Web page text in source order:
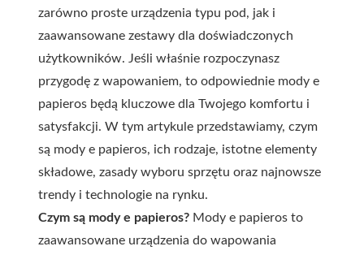
zarówno proste urządzenia typu pod, jak i
zaawansowane zestawy dla doświadczonych
użytkowników. Jeśli właśnie rozpoczynasz
przygodę z wapowaniem, to odpowiednie mody e
papieros będą kluczowe dla Twojego komfortu i
satysfakcji. W tym artykule przedstawiamy, czym
są mody e papieros, ich rodzaje, istotne elementy
składowe, zasady wyboru sprzętu oraz najnowsze
trendy i technologie na rynku.
Czym są mody e papieros? Mody e papieros to
zaawansowane urządzenia do wapowania